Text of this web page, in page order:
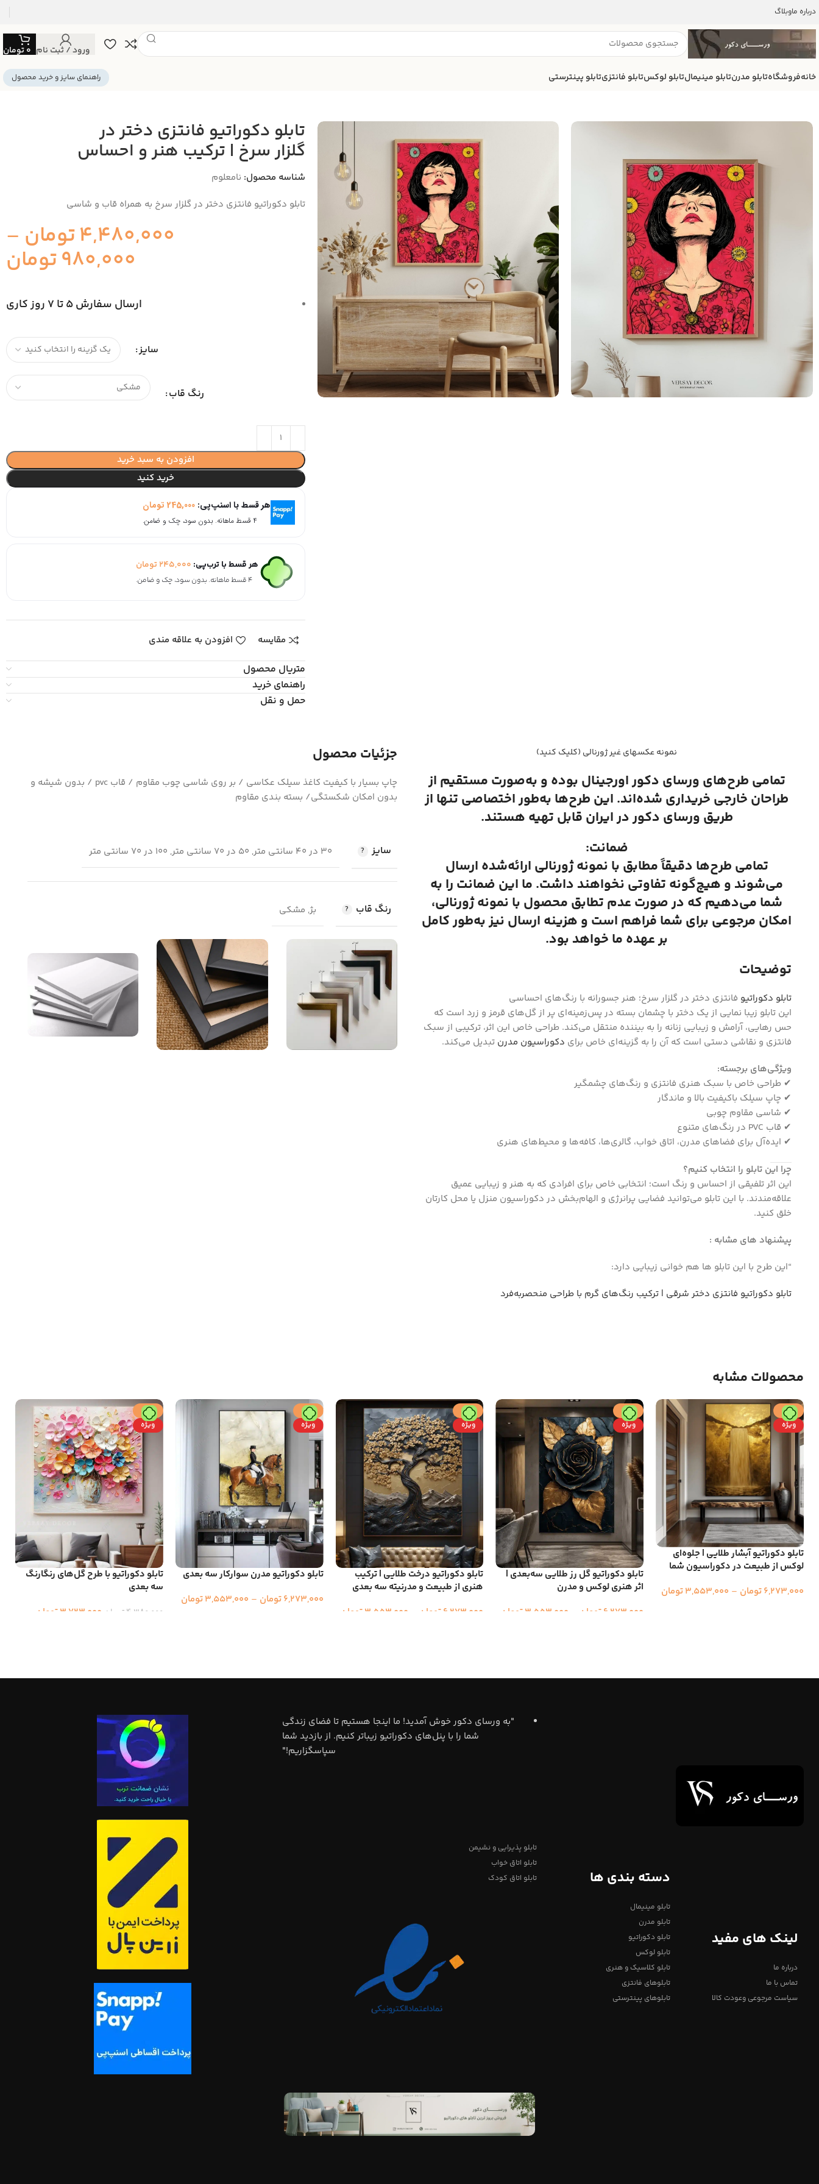
درباره ماوبلاگ
ورود / ثبت نام 0تومان
خانهفروشگاهتابلو مدرنتابلو مینیمالتابلو لوکستابلو فانتزیتابلو پینترستی راهنمای سایز و خرید محصول
تابلو دکوراتیو فانتزی دختر در
گلزار سرخ | ترکیب هنر و احساس
شناسه محصول: نامعلوم
تابلو دکوراتیو فانتزی دختر در گلزار سرخ به همراه قاب و شاسی
4,480,000تومان –
980,000تومان
ارسال سفارش 5 تا 7 روز کاری
سایز
رنگ قاب
افزودن به سبد خرید
خرید کنید
هر قسط با اسنپ‌پی:245,000 تومان
۴ قسط ماهانه. بدون سود، چک و ضامن.
هر قسط با ترب‌پی: 245,000تومان
۴ قسط ماهانه. بدون سود، چک و ضامن.
مقایسه افزودن به علاقه مندی
متریال محصول
راهنمای خرید
حمل و نقل
نمونه عکسهای غیر ژورنالی (کلیک کنید)
تمامی طرح‌های ورسای دکور اورجینال بوده و به‌صورت مستقیم از
طراحان خارجی خریداری شده‌اند. این طرح‌ها به‌طور اختصاصی تنها از
طریق ورسای دکور در ایران قابل تهیه هستند.
ضمانت:
تمامی طرح‌ها دقیقاً مطابق با نمونه ژورنالی ارائه‌شده ارسال
می‌شوند و هیچ‌گونه تفاوتی نخواهند داشت. ما این ضمانت را به
شما می‌دهیم که در صورت عدم تطابق محصول با نمونه ژورنالی،
امکان مرجوعی برای شما فراهم است و هزینه ارسال نیز به‌طور کامل
بر عهده ما خواهد بود.
توضیحات
تابلو دکوراتیو فانتزی دختر در گلزار سرخ؛ هنر جسورانه با رنگ‌های احساسی
این تابلو زیبا نمایی از یک دختر با چشمان بسته در پس‌زمینه‌ای پر از گل‌های قرمز و زرد است که
حس رهایی، آرامش و زیبایی زنانه را به بیننده منتقل می‌کند. طراحی خاص این اثر، ترکیبی از سبک
فانتزی و نقاشی دستی است که آن را به گزینه‌ای خاص برای دکوراسیون مدرن تبدیل می‌کند.
ویژگی‌های برجسته:
✔ طراحی خاص با سبک هنری فانتزی و رنگ‌های چشمگیر
✔ چاپ سیلک باکیفیت بالا و ماندگار
✔ شاسی مقاوم چوبی
✔ قاب PVC در رنگ‌های متنوع
✔ ایده‌آل برای فضاهای مدرن، اتاق خواب، گالری‌ها، کافه‌ها و محیط‌های هنری
چرا این تابلو را انتخاب کنیم؟
این اثر تلفیقی از احساس و رنگ است؛ انتخابی خاص برای افرادی که به هنر و زیبایی عمیق
علاقه‌مندند. با این تابلو می‌توانید فضایی پرانرژی و الهام‌بخش در دکوراسیون منزل یا محل کارتان
خلق کنید.
پیشنهاد های مشابه :
“این طرح با این تابلو ها هم خوانی زیبایی دارد:
تابلو دکوراتیو فانتزی دختر شرقی | ترکیب رنگ‌های گرم با طراحی منحصربه‌فرد
جزئیات محصول
چاپ بسیار با کیفیت کاغذ سیلک عکاسی / بر روی شاسی چوب مقاوم / قاب pvc / بدون شیشه و
بدون امکان شکستگی/ بسته بندی مقاوم
سایز 30 در 40 سانتی متر, 50 در 70 سانتی متر, 100 در 70 سانتی متر
رنگ قاب بژ, مشکی
محصولات مشابه
حراج
ویژه
تابلو دکوراتیو آبشار طلایی | جلوه‌ای
لوکس از طبیعت در دکوراسیون شما
6,273,000تومان –
3,553,000تومان
حراج
ویژه
تابلو دکوراتیو گل رز طلایی سه‌بعدی |
اثر هنری لوکس و مدرن
6,273,000تومان 3,553,000تومان
حراج
ویژه
تابلو دکوراتیو درخت طلایی | ترکیب
هنری از طبیعت و مدرنیته سه بعدی
6,273,000تومان 3,553,000تومان
حراج
ویژه
تابلو دکوراتیو مدرن سوارکار سه بعدی
6,273,000تومان –
3,553,000تومان
حراج
ویژه
تابلو دکوراتیو با طرح گل‌های رنگارنگ
سه بعدی
4,380,000تومان 3,723,000تومان
لینک های مفید
درباره ما
تماس با ما
سیاست مرجوعی وعودت کالا
دسته بندی ها
تابلو مینیمال
تابلو مدرن
تابلو دکوراتیو
تابلو لوکس
تابلو کلاسیک و هنری
تابلوهای فانتزی
تابلوهای پینترستی
"به ورسای دکور خوش آمدید! ما اینجا هستیم تا فضای زندگی
شما را با پنل‌های دکوراتیو زیباتر کنیم. از بازدید شما
سپاسگزاریم!"
تابلو پذیرایی و نشیمن
تابلو اتاق خواب
تابلو اتاق کودک
Instagram